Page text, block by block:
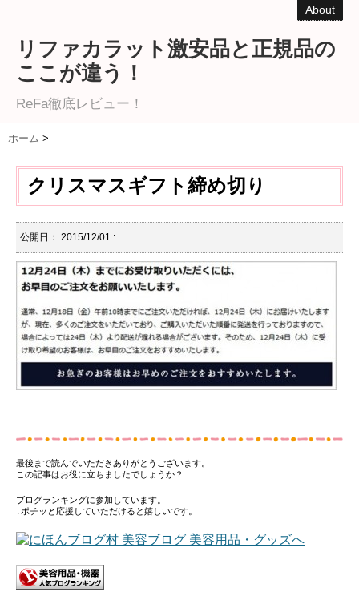
About
リファカラット激安品と正規品の
ここが違う！
ReFa徹底レビュー！
ホーム >
クリスマスギフト締め切り
公開日： 2015/12/01 :
最後まで読んでいただきありがとうございます。
この記事はお役に立ちましたでしょうか？
ブログランキングに参加しています。
↓ポチッと応援していただけると嬉しいです。